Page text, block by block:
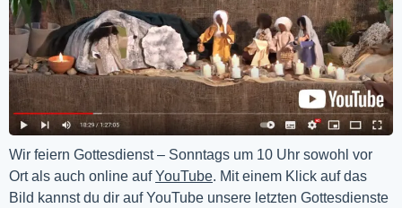
Wir feiern Gottesdienst – Sonntags um 10 Uhr sowohl vor
Ort als auch online auf YouTube. Mit einem Klick auf das
Bild kannst du dir auf YouTube unsere letzten Gottesdienste